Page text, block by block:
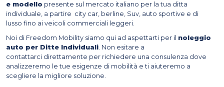
e modello presente sul mercato italiano per la tua ditta
individuale, a partire city car, berline, Suv, auto sportive e di
lusso fino ai veicoli commerciali leggeri.
Noi di Freedom Mobility siamo qui ad aspettarti per il noleggio
auto per Ditte Individuali . Non esitare a
contattarci direttamente per richiedere una consulenza dove
analizzeremo le tue esigenze di mobilità e ti aiuteremo a
scegliere la migliore soluzione.